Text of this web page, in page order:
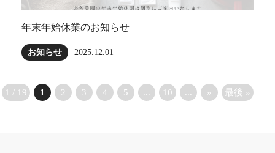
年末年始休業のお知らせ
お知らせ 2025.12.01
1 / 19 1 2 3 4 5 ... 10 ... » 最後 »